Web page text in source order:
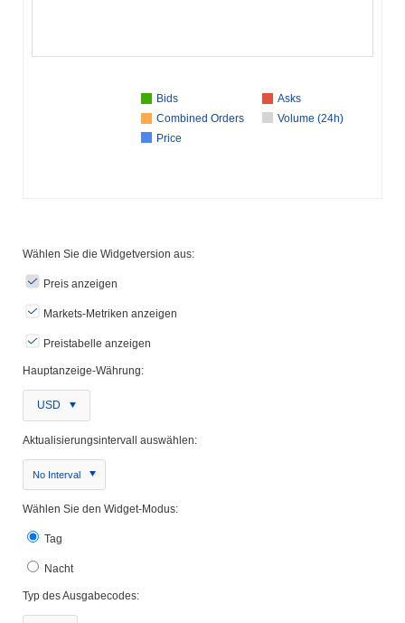
Bids
Asks
Combined Orders
Volume (24h)
Price
Wählen Sie die Widgetversion aus:
Preis anzeigen
Markets-Metriken anzeigen
Preistabelle anzeigen
Hauptanzeige-Währung:
USD
Aktualisierungsintervall auswählen:
No Interval
Wählen Sie den Widget-Modus:
Tag
Nacht
Typ des Ausgabecodes: